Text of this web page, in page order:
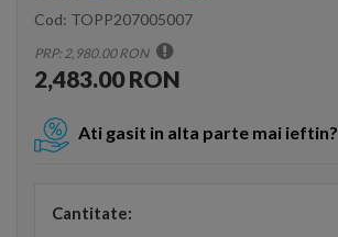
Cod: TOPP207005007
PRP: 2,980.00 RON
2,483.00 RON
Ati gasit in alta parte mai ieftin?
Cantitate: